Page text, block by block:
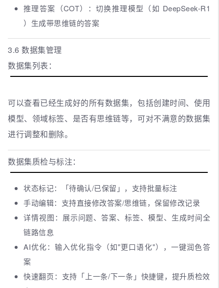
推理答案（COT）：切换推理模型（如 DeepSeek-R1
）生成带思维链的答案
3.6 数据集管理
数据集列表：
可以查看已经生成好的所有数据集，包括创建时间、使用
模型、领域标签、是否有思维链等，可对不满意的数据集
进行调整和删除。
数据集质检与标注：
状态标记：「待确认/已保留」，支持批量标注
手动编辑：支持直接修改答案/思维链，保留修改记录
详情视图：展示问题、答案、标签、模型、生成时间全
链路信息
AI优化：输入优化指令（如"更口语化"），一键润色答
案
快速翻页：支持「上一条/下一条」快捷键，提升质检效